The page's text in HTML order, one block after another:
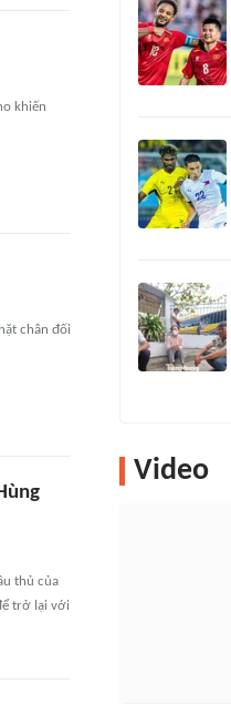
khiến
chân đối
thủ của
trở lại với
Video